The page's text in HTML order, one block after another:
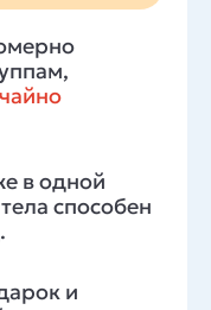
в одной
способен
и